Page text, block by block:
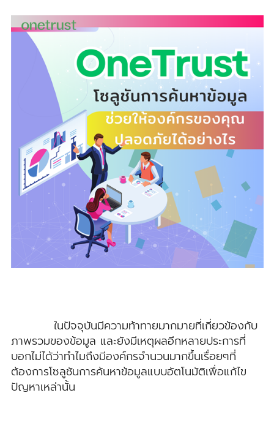
ในปัจจุบันมีความท้าทายมากมายที่เกี่ยวข้องกับ
ภาพรวมของข้อมูล และยังมีเหตุผลอีกหลายประการที่
บอกไม่ได้ว่าทำไมถึงมีองค์กรจำนวนมากขึ้นเรื่อยๆที่
ต้องการโซลูชันการค้นหาข้อมูลแบบอัตโนมัติเพื่อแก้ไข
ปัญหาเหล่านั้น